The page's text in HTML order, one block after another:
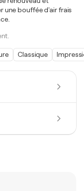
une bouffée d'air frais
Classique